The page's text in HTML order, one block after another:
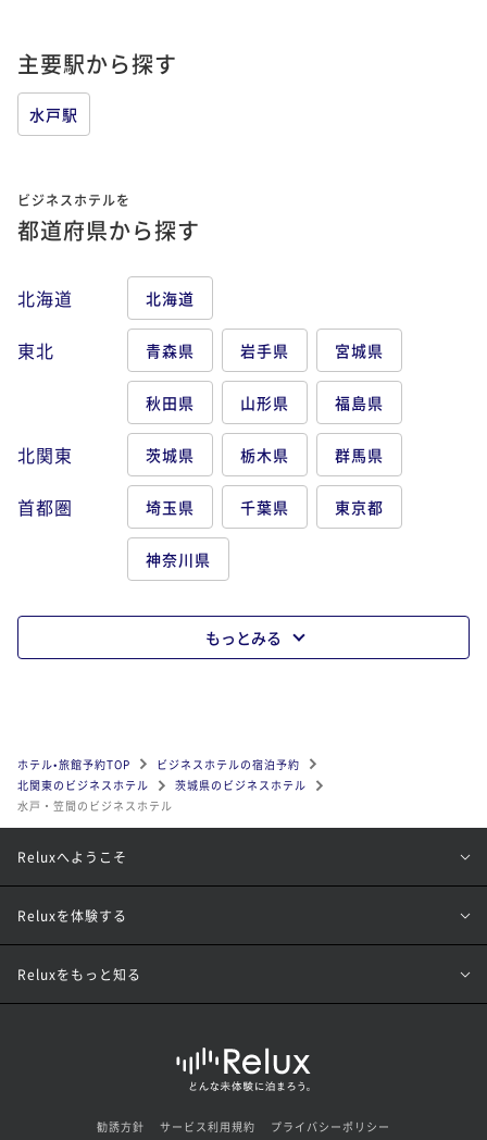
主要駅から探す
水戸駅
ビジネスホテルを
都道府県から探す
北海道 北海道
東北 青森県 岩手県 宮城県
秋田県 山形県 福島県
北関東 茨城県 栃木県 群馬県
首都圏 埼玉県 千葉県 東京都
神奈川県
もっとみる
ホテル•旅館予約TOP
ビジネスホテルの宿泊予約
北関東のビジネスホテル
茨城県のビジネスホテル
水戸・笠間のビジネスホテル
Reluxへようこそ
Reluxを体験する
Reluxをもっと知る
勧誘方針 サービス利用規約 プライバシーポリシー